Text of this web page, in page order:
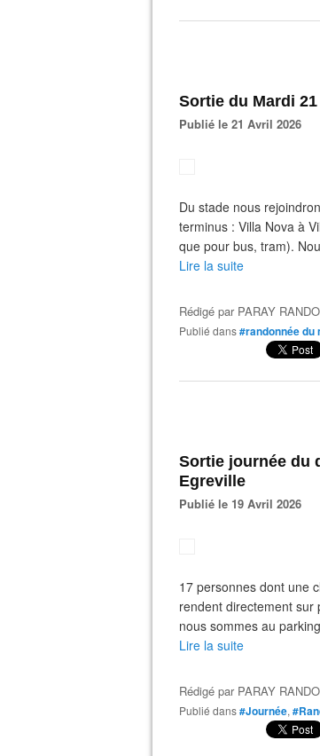
Sortie du Mardi
Publié le 21 Avril 2026
Du stade nous
terminus : Villa Nova à
que pour bus, tram).
Lire la suite
Rédigé par PARAY RANDO
Publié dans#randonnée du
Sortie journée du
Egreville
Publié le 19 Avril 2026
17 personnes dont une
rendent directement sur
nous sommes au
Lire la suite
Rédigé par PARAY RANDO
Publié dans#Journée,